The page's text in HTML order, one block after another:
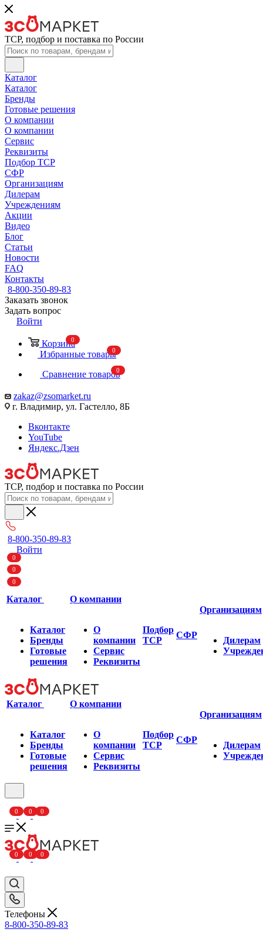
ТСР, подбор и поставка по России
Каталог
Каталог
Бренды
Готовые решения
О компании
О компании
Сервис
Реквизиты
Подбор ТСР
СФР
Организациям
Дилерам
Учреждениям
Акции
Видео
Блог
Статьи
Новости
FAQ
Контакты
8-800-350-89-83
Заказать звонок
Задать вопрос
Войти
Корзина
0
Избранные товары
0
Сравнение товаров
0
zakaz@zsomarket.ru
г. Владимир, ул. Гастелло, 8Б
Вконтакте
YouTube
Яндекс.Дзен
ТСР, подбор и поставка по России
8-800-350-89-83
Войти
0
0
0
Каталог
Каталог
Бренды
Готовые
решения
О компании
О
компании
Сервис
Реквизиты
Подбор
ТСР
СФР
Организациям
Дилерам
Каталог
Каталог
Бренды
Готовые
решения
О компании
О
компании
Сервис
Реквизиты
Подбор
ТСР
СФР
Организациям
Дилерам
0 0 0
0 0 0
Телефоны
8-800-350-89-83